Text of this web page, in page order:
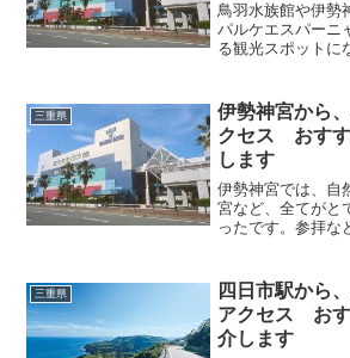
鳥羽水族館や伊勢
パルケエスパーニ
る観光スポットに
なるのが、それぞ
光の仕方ですよ
水族館や伊勢神宮
ケエスパーニャの
三重県
伊勢神宮から
クセス おす
します
伊勢神宮では、自
宮など、全てがと
ったです。参拝な
に日々の感謝をの
また、鳥羽水族
がわくようにまと
しめます。そこで
三重県
四日市駅から
アクセス お
介します